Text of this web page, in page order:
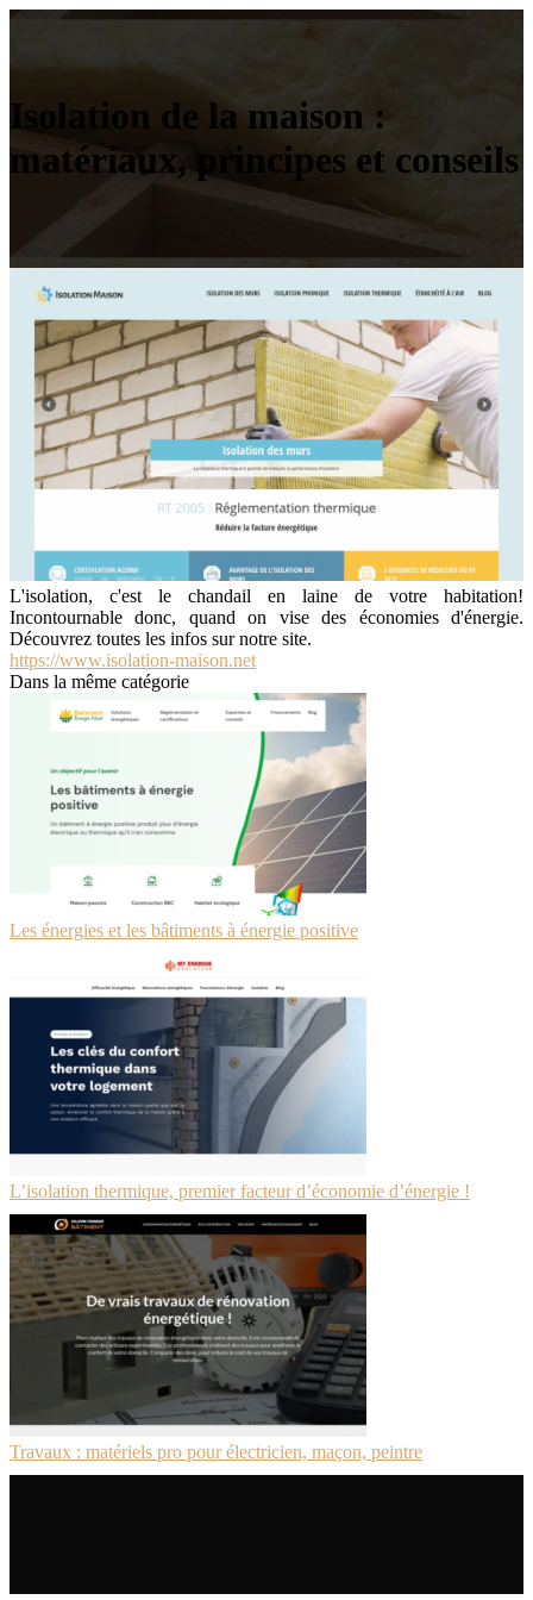
Isolation de la maison :
matériaux, principes et conseils
L'isolation, c'est le chandail en laine de votre habitation!
Incontournable donc, quand on vise des économies d'énergie.
Découvrez toutes les infos sur notre site.
https://www.isolation-maison.net
Dans la même catégorie
Les énergies et les bâtiments à énergie positive
L’isolation thermique, premier facteur d’économie d’énergie !
Travaux : matériels pro pour électricien, maçon, peintre